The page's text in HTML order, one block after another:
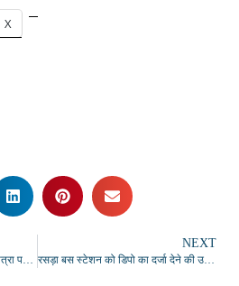
X
रेलवे के नए नियम लागू: बिना टिकट यात्रा पर ₹500, महिला कोच में घुसने पर ₹2,500 जुर्माना
NEXT
रसड़ा बस स्टेशन को डिपो का दर्जा देने की उठी मांग, समाजसेवियों ने सरकार का ध्यान खींचा